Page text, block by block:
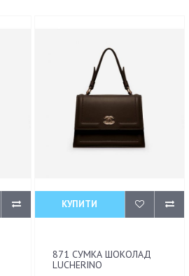
КУПИТИ
871 СУМКА ШОКОЛАД
LUCHERINO